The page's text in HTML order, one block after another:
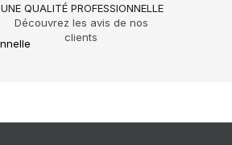
UNE QUALITÉ PROFESSIONNELLE
Découvrez les avis de nos
clients